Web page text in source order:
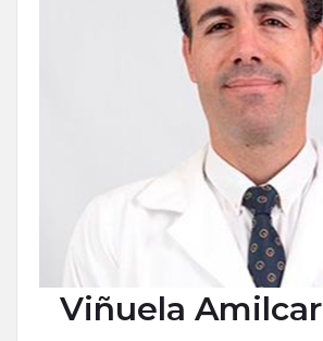
Viñuela Amilcar